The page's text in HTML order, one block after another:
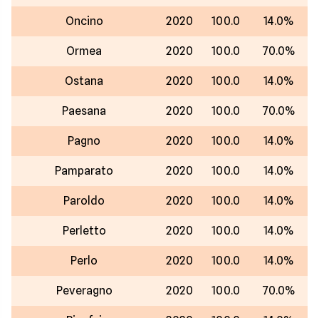
Oncino 2020 100.0 14.0%
Ormea 2020 100.0 70.0%
Ostana 2020 100.0 14.0%
Paesana 2020 100.0 70.0%
Pagno 2020 100.0 14.0%
Pamparato 2020 100.0 14.0%
Paroldo 2020 100.0 14.0%
Perletto 2020 100.0 14.0%
Perlo 2020 100.0 14.0%
Peveragno 2020 100.0 70.0%